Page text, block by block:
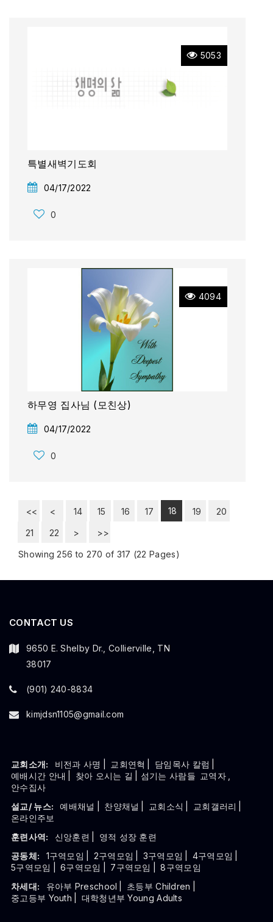
5053
특별새벽기도회
04/17/2022
0
4094
하무영 집사님 (모친상)
04/17/2022
0
<< < 14 15 16 17 18 19 20
21 22 > >>
Showing 256 to 270 of 317 (22 Pages)
CONTACT US
9650 E. Shelby Dr., Collierville, TN
38017
(901) 240-8834
kimjdsn1105@gmail.com
교회소개: 비전과 사명 교회연혁 담임목사 칼럼
예배시간 안내
찾아 오시는 길 | 섬기는 사람들 교역자
안수집사
설교/ 뉴스:
예배채널 찬양채널 교회소식 교회갤러리
온라인주보
훈련사역:
신앙훈련
영적 성장 훈련
공동체:
1구역모임 2구역모임 3구역모임 4구역모임
5구역모임
6구역모임 7구역모임
8구역모임
차세대:
유아부 Preschool 초등부 Children
중고등부 Youth
대학청년부 Young Adults